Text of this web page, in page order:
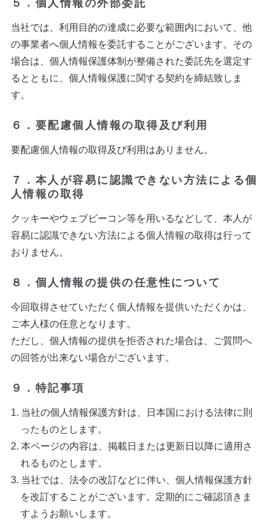
５．個人情報の外部委託
当社では、利用目的の達成に必要な範囲内において、他
の事業者へ個人情報を委託することがございます。その
場合は、個人情報保護体制が整備された委託先を選定す
るとともに、個人情報保護に関する契約を締結致しま
す。
６．要配慮個人情報の取得及び利用
要配慮個人情報の取得及び利用はありません。
７．本人が容易に認識できない方法による個
人情報の取得
クッキーやウェブビーコン等を用いるなどして、本人が
容易に認識できない方法による個人情報の取得は行って
おりません。
８．個人情報の提供の任意性について
今回取得させていただく個人情報を提供いただくかは、
ご本人様の任意となります。
ただし、個人情報の提供を拒否された場合は、ご質問へ
の回答が出来ない場合がございます。
９．特記事項
当社の個人情報保護方針は、日本国における法律に則
ったものとします。
本ページの内容は、掲載日または更新日以降に適用さ
れるものとします。
当社では、法令の改訂などに伴い、個人情報保護方針
を改訂することがございます。定期的にご確認頂きま
すようお願いします。